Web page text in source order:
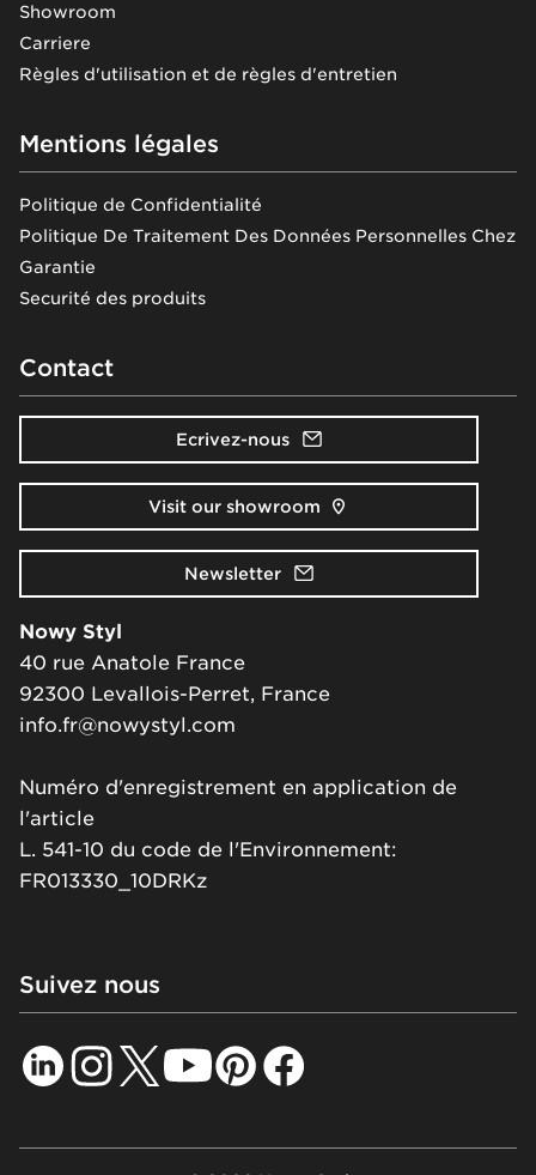
Showroom
Carriere
Règles d'utilisation et de règles d'entretien
Mentions légales
Politique de Confidentialité
Politique De Traitement Des Données Personnelles Chez
Garantie
Securité des produits
Contact
Ecrivez-nous
Visit our showroom
Newsletter
Nowy Styl
40 rue Anatole France
92300 Levallois-Perret, France
info.fr@nowystyl.com
Numéro d'enregistrement en application de
l'article
L. 541-10 du code de l'Environnement:
FR013330_10DRKz
Suivez nous